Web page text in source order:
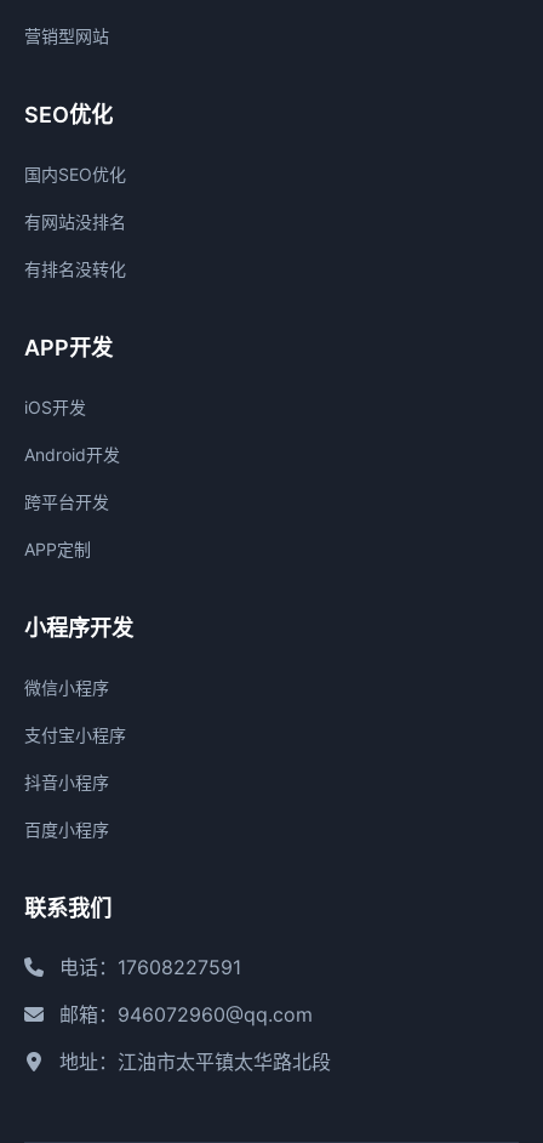
营销型网站
SEO优化
国内SEO优化
有网站没排名
有排名没转化
APP开发
iOS开发
Android开发
跨平台开发
APP定制
小程序开发
微信小程序
支付宝小程序
抖音小程序
百度小程序
联系我们
电话：17608227591
邮箱：946072960@qq.com
地址：江油市太平镇太华路北段